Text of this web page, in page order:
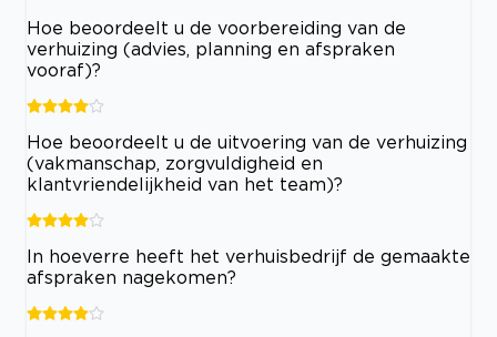
Hoe beoordeelt u de voorbereiding van de
verhuizing (advies, planning en afspraken
vooraf)?
Hoe beoordeelt u de uitvoering van de verhuizing
(vakmanschap, zorgvuldigheid en
klantvriendelijkheid van het team)?
In hoeverre heeft het verhuisbedrijf de gemaakte
afspraken nagekomen?